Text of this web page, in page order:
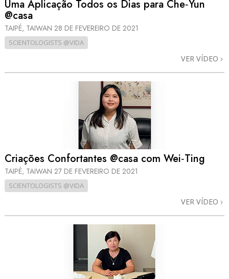
Uma Aplicação Todos os Dias para Che‑Yun
@casa
TAIPÉ, TAIWAN 28 DE FEVEREIRO DE 2021
SCIENTOLOGISTS @VIDA
VER VÍDEO
Criações Confortantes @casa com Wei‑Ting
TAIPÉ, TAIWAN 27 DE FEVEREIRO DE 2021
SCIENTOLOGISTS @VIDA
VER VÍDEO